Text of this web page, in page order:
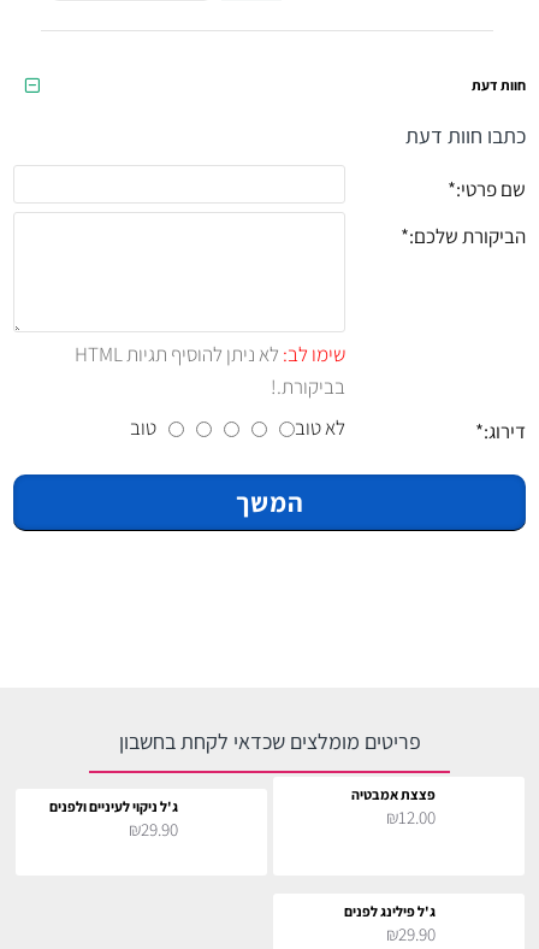
חוות דעת
כתבו חוות דעת
שם פרטי:
הביקורת שלכם:
שימו לב:
לא ניתן להוסיף תגיות HTML
בביקורת.!
דירוג:
לא טוב טוב
המשך
פריטים מומלצים שכדאי לקחת בחשבון
פצצת אמבטיה
₪12.00 ג'ל ניקוי לעיניים ולפנים
₪29.90
ג'ל פילינג לפנים
₪29.90